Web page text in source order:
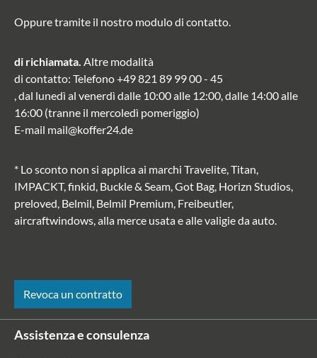
Oppure tramite il nostro modulo di contatto.
di richiamata. Altre modalità
di contatto: Telefono+49 821 89 99 00 - 45
, dal lunedì al venerdì dalle 10:00 alle 12:00, dalle 14:00 alle
16:00 (tranne il mercoledì pomeriggio)
E-mail mail@koffer24.de
* Lo sconto non si applica ai marchi Travelite, Titan,
IMPACKT, finkid, Buckle & Seam, Got Bag, Horizn Studios,
preloved, Belmil, Belmil Premium, Freibeutler,
aircraftwindows, alla merce usata e alle valigie da auto.
Revoca un contratto
Assistenza e consulenza